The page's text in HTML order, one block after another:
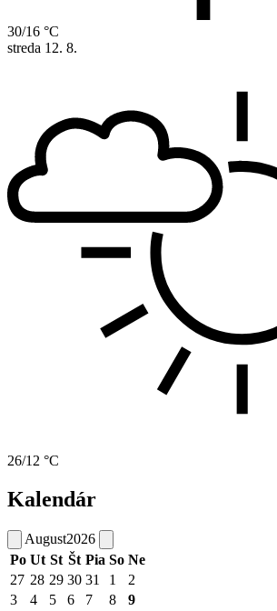
30/16 °C
streda 12. 8.
26/12 °C
Kalendár
August2026
Po Ut St Št Pia So Ne
27 28 29 30 31 1
2
3
4 5 6 7 8
9